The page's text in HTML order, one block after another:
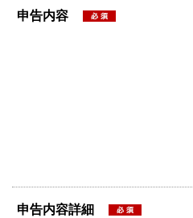
申告内容
申告内容詳細